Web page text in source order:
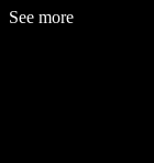
See more